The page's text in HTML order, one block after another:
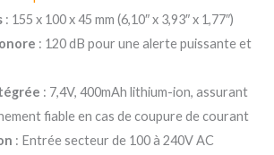
: 155 x 100 x 45 mm (6,10″ x 3,93″ x 1,77″)
: 120 dB pour une alerte puissante et
: 7,4V, 400mAh lithium-ion, assurant
fiable en cas de coupure de courant
: Entrée secteur de 100 à 240V AC